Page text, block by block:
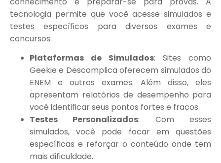
tecnologia permite que você acesse simulados e
testes específicos para diversos exames e
concursos.
Plataformas de Simulados: Sites como
Geekie e Descomplica oferecem simulados do
ENEM e outros exames. Além disso, eles
apresentam relatórios de desempenho para
você identificar seus pontos fortes e fracos.
Testes Personalizados: Com esses
simulados, você pode focar em questões
específicas e reforçar o conteúdo onde tem
mais dificuldade.